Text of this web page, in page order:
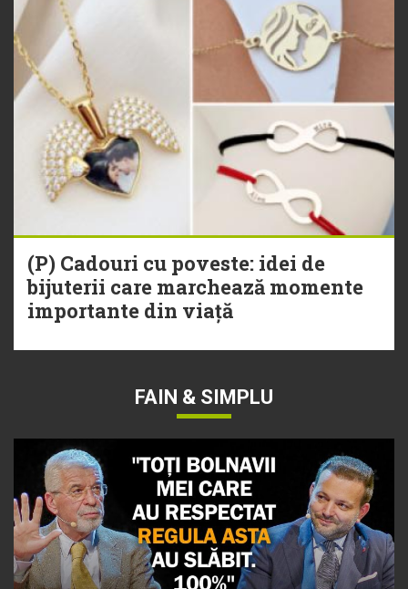
(P) Cadouri cu poveste: idei de
bijuterii care marchează momente
importante din viață
FAIN & SIMPLU